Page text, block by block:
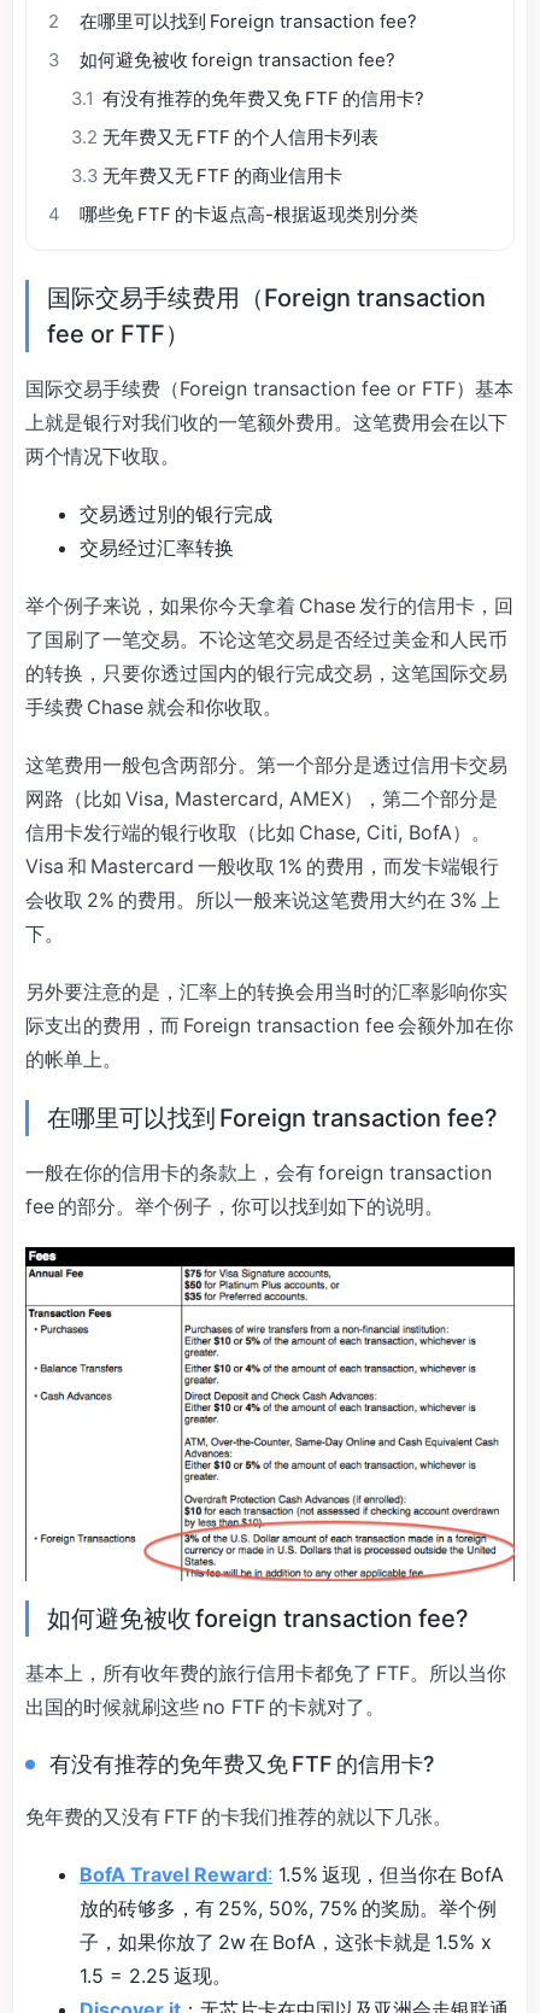
2
在哪里可以找到 Foreign transaction fee?
3
如何避免被收 foreign transaction fee?
3.1 有没有推荐的免年费又免 FTF 的信用卡?
3.2 无年费又无 FTF 的个人信用卡列表
3.3 无年费又无 FTF 的商业信用卡
4
哪些免 FTF 的卡返点高-根据返现类別分类
国际交易手续费用（Foreign transaction
fee or FTF）
国际交易手续费（Foreign transaction fee or FTF）基本
上就是银行对我们收的一笔额外费用。这笔费用会在以下
两个情况下收取。
交易透过別的银行完成
交易经过汇率转换
举个例子来说，如果你今天拿着 Chase 发行的信用卡，回
了国刷了一笔交易。不论这笔交易是否经过美金和人民币
的转换，只要你透过国内的银行完成交易，这笔国际交易
手续费 Chase 就会和你收取。
这笔费用一般包含两部分。第一个部分是透过信用卡交易
网路（比如 Visa, Mastercard, AMEX），第二个部分是
信用卡发行端的银行收取（比如 Chase, Citi, BofA）。
Visa 和 Mastercard 一般收取 1% 的费用，而发卡端银行
会收取 2% 的费用。所以一般来说这笔费用大约在 3% 上
下。
另外要注意的是，汇率上的转换会用当时的汇率影响你实
际支出的费用，而 Foreign transaction fee 会额外加在你
的帐单上。
在哪里可以找到 Foreign transaction fee?
一般在你的信用卡的条款上，会有 foreign transaction
fee 的部分。举个例子，你可以找到如下的说明。
如何避免被收 foreign transaction fee?
基本上，所有收年费的旅行信用卡都免了 FTF。所以当你
出国的时候就刷这些 no FTF 的卡就对了。
有没有推荐的免年费又免 FTF 的信用卡?
免年费的又没有 FTF 的卡我们推荐的就以下几张。
BofA Travel Reward: 1.5% 返现，但当你在 BofA
放的砖够多，有 25%, 50%, 75% 的奖励。举个例
子，如果你放了 2w 在 BofA，这张卡就是 1.5% x
1.5 = 2.25 返现。